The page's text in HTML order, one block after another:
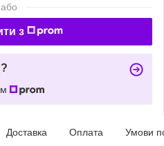
або
з
Доставка Оплата Умови